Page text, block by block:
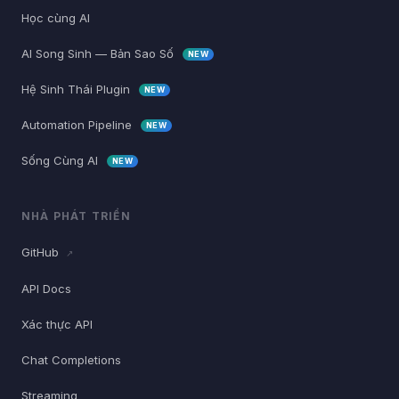
Học cùng AI
AI Song Sinh — Bản Sao Số NEW
Hệ Sinh Thái Plugin NEW
Automation Pipeline NEW
Sống Cùng AI NEW
NHÀ PHÁT TRIỂN
GitHub ↗
API Docs
Xác thực API
Chat Completions
Streaming